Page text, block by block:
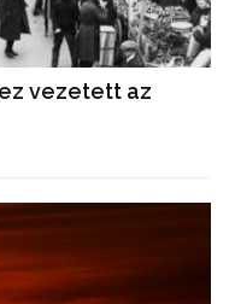
vezetett az